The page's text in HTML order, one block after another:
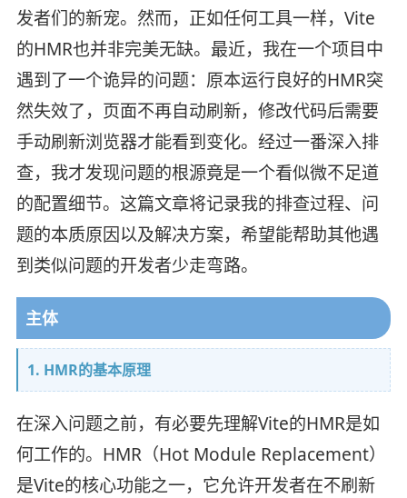
发者们的新宠。然而，正如任何工具一样，Vite
的HMR也并非完美无缺。最近，我在一个项目中
遇到了一个诡异的问题：原本运行良好的HMR突
然失效了，页面不再自动刷新，修改代码后需要
手动刷新浏览器才能看到变化。经过一番深入排
查，我才发现问题的根源竟是一个看似微不足道
的配置细节。这篇文章将记录我的排查过程、问
题的本质原因以及解决方案，希望能帮助其他遇
到类似问题的开发者少走弯路。
主体
1. HMR的基本原理
在深入问题之前，有必要先理解Vite的HMR是如
何工作的。HMR（Hot Module Replacement）
是Vite的核心功能之一，它允许开发者在不刷新